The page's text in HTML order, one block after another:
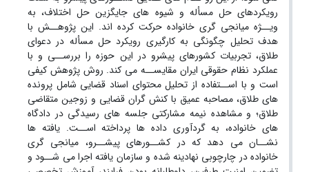
رویکردهای حل مسأله و شیوه های جایگزین حل اختلاف، به
ویــژه میانجی گری خانواده حرکت کرده اند. این پژوهــش با
هدف تحلیل چگونگی به کارگیری رویکرد حل مسأله در دعوای
طلاق، تجربیات کشورهای پیشرو در این حوزه را بررســی و با
عملکرد نظام حقوقی ایران مقایســه می کند. روش پژوهش کیفی
است و با اســتفاده از تحلیل محتوای اسناد قضایی شامل پرونده
های طلاق، مصاحبه عمیق با کنش گران قضایی و زوجین متقاضی
طلاق؛ و مشاهده نیمه مشارکتی جلسه های رسیدگی در دادگاه
های خانواده، به گردآوری داده ها پرداخته اســت. یافته ها
نشــان می دهد که در کشــورهای پیشــرو، میانجی گری
خانواده در چارچوبی نهادینه شده و سازمان یافته اجرا می شــود و